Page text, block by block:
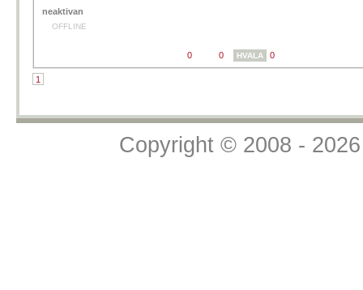
Bug.hr » Forum » Komentari s weba » Komentari članaka s naših web stranica